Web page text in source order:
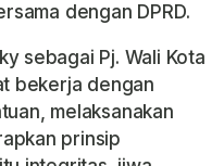
dengan DPRD.
sebagai Pj. Wali Kota
bekerja dengan
melaksanakan
prinsip